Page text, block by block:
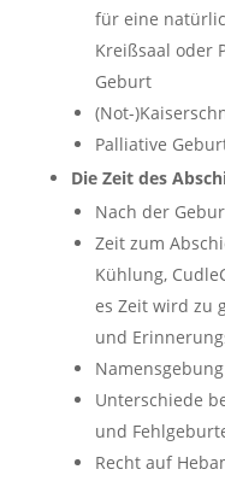
für eine
Kreißsaal oder
Geburt
(Not-
Palliative
Die Zeit des
Nach der
Zeit zum
Kühlung,
es Zeit wird zu
und
Unterschiede
und
Recht auf